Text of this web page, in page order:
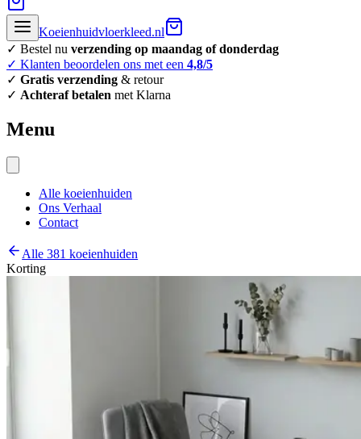
Koeienhuidvloerkleed.nl
✓ Bestel nu verzending op maandag of donderdag
✓ Klanten beoordelen ons met een 4,8/5
✓ Gratis verzending & retour
✓ Achteraf betalen met Klarna
Menu
Alle koeienhuiden
Ons Verhaal
Contact
Alle 381 koeienhuiden
Korting